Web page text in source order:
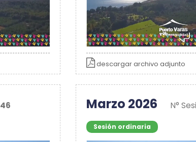
descargar archivo adjunto
46 Marzo 2026 N°
Sesión ordinaria